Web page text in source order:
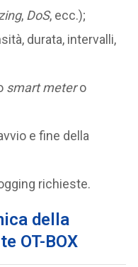
, DoS, ecc.);
durata, intervalli,
smart metero
e fine della
richieste.
della
OT-BOX